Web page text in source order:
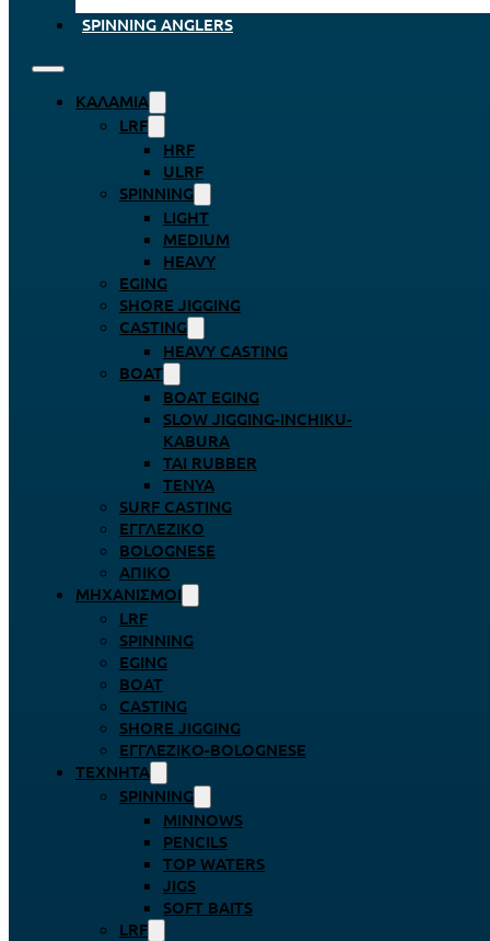
SPINNING ANGLERS
ΚΑΛΆΜΙΑ
LRF
HRF
ULRF
SPINNING
LIGHT
MEDIUM
HEAVY
EGING
SHORE JIGGING
CASTING
HEAVY CASTING
BOAT
BOAT EGING
SLOW JIGGING-INCHIKU-
KABURA
TAI RUBBER
TENYA
SURF CASTING
ΕΓΓΛΈΖΙΚΟ
BOLOGNESE
ΑΠΊΚΟ
ΜΗΧΑΝΙΣΜΟΊ
LRF
SPINNING
EGING
BOAT
CASTING
SHORE JIGGING
ΕΓΓΛΈΖΙΚΟ-BOLOGNESE
ΤΕΧΝΗΤΆ
SPINNING
MINNOWS
PENCILS
TOP WATERS
JIGS
SOFT BAITS
LRF